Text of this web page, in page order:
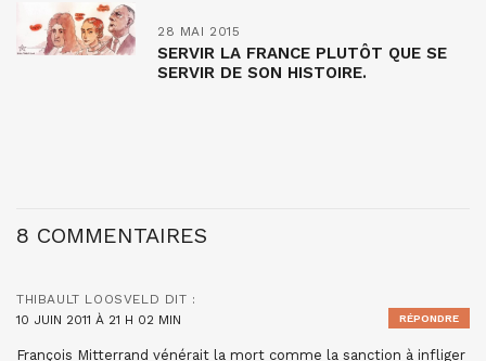
28 MAI 2015
SERVIR LA FRANCE PLUTÔT QUE SE
SERVIR DE SON HISTOIRE.
8 COMMENTAIRES
THIBAULT LOOSVELD DIT :
10 JUIN 2011 À 21 H 02 MIN
François Mitterrand vénérait la mort comme la sanction à infliger
RÉPONDRE